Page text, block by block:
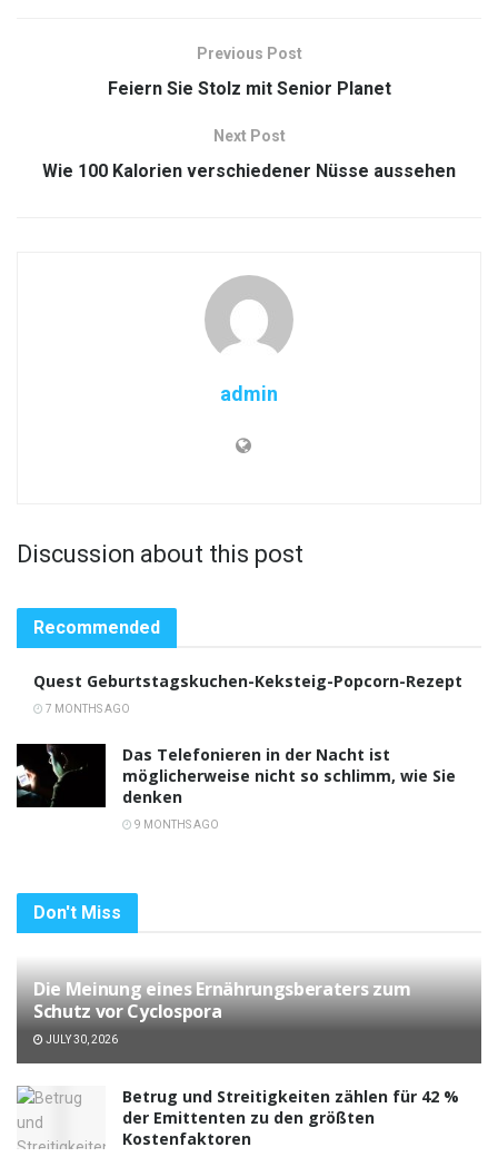
Previous Post
Feiern Sie Stolz mit Senior Planet
Next Post
Wie 100 Kalorien verschiedener Nüsse aussehen
admin
Discussion about this post
Recommended
Quest Geburtstagskuchen-Keksteig-Popcorn-Rezept
7 MONTHS AGO
Das Telefonieren in der Nacht ist
möglicherweise nicht so schlimm, wie Sie
denken
9 MONTHS AGO
Don't Miss
Die Meinung eines Ernährungsberaters zum
Schutz vor Cyclospora
JULY 30, 2026
Betrug und Streitigkeiten zählen für 42 %
der Emittenten zu den größten
Kostenfaktoren